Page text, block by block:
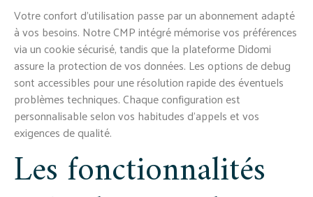
Votre confort d'utilisation passe par un abonnement adapté
à vos besoins. Notre CMP intégré mémorise vos préférences
via un cookie sécurisé, tandis que la plateforme Didomi
assure la protection de vos données. Les options de debug
sont accessibles pour une résolution rapide des éventuels
problèmes techniques. Chaque configuration est
personnalisable selon vos habitudes d'appels et vos
exigences de qualité.
Les fonctionnalités